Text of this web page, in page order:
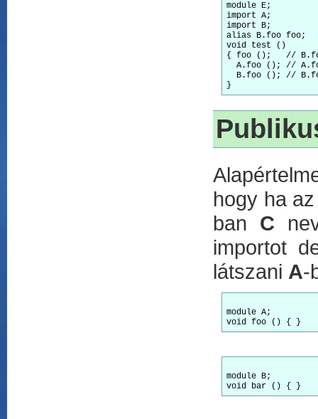
module
import
import
alias
void test ()
{ foo ();
  A.foo ();
  B.foo ();
hogy ha
ban C
importot
látszani A-
module
void
module
void